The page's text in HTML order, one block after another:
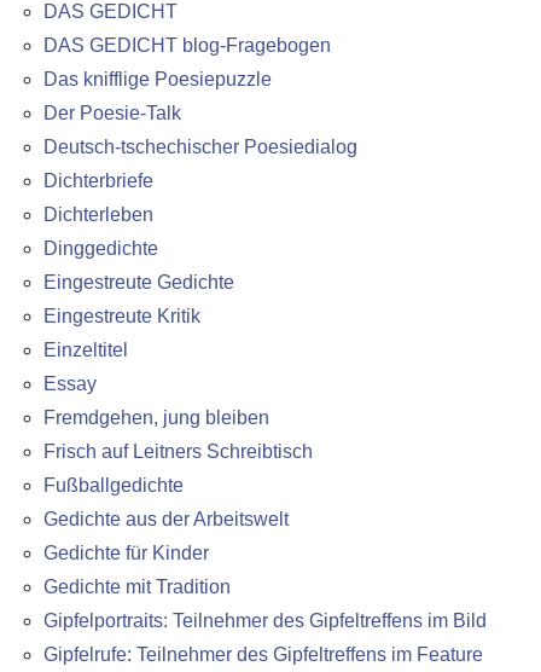
DAS GEDICHT
DAS GEDICHT blog-Fragebogen
Das knifflige Poesiepuzzle
Der Poesie-Talk
Deutsch-tschechischer Poesiedialog
Dichterbriefe
Dichterleben
Dinggedichte
Eingestreute Gedichte
Eingestreute Kritik
Einzeltitel
Essay
Fremdgehen, jung bleiben
Frisch auf Leitners Schreibtisch
Fußballgedichte
Gedichte aus der Arbeitswelt
Gedichte für Kinder
Gedichte mit Tradition
Gipfelportraits: Teilnehmer des Gipfeltreffens im Bild
Gipfelrufe: Teilnehmer des Gipfeltreffens im Feature